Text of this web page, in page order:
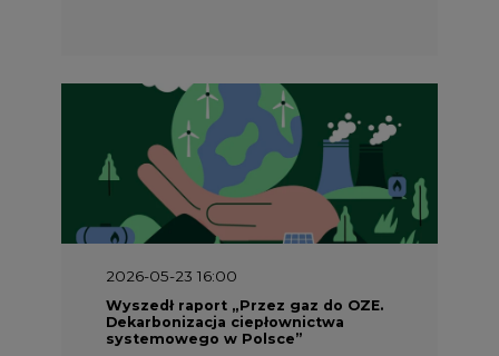
2026-05-23 16:00
Wyszedł raport „Przez gaz do OZE.
Dekarbonizacja ciepłownictwa
systemowego w Polsce”